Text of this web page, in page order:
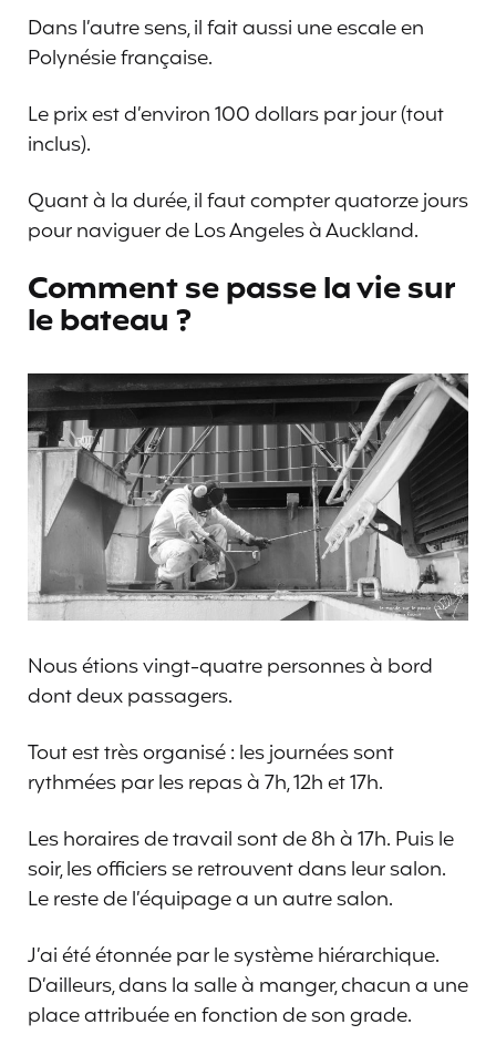
Dans l’autre sens, il fait aussi une escale en
Polynésie française.
Le prix est d’environ 100 dollars par jour (tout
inclus).
Quant à la durée, il faut compter quatorze jours
pour naviguer de Los Angeles à Auckland.
Comment se passe la vie sur
le bateau ?
Nous étions vingt-quatre personnes à bord
dont deux passagers.
Tout est très organisé : les journées sont
rythmées par les repas à 7h, 12h et 17h.
Les horaires de travail sont de 8h à 17h. Puis le
soir, les officiers se retrouvent dans leur salon.
Le reste de l’équipage a un autre salon.
J’ai été étonnée par le système hiérarchique.
D’ailleurs, dans la salle à manger, chacun a une
place attribuée en fonction de son grade.